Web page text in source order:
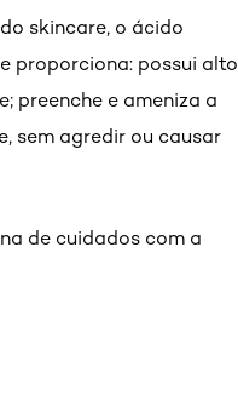
skincare, o ácido
proporciona: possui alto
preenche e ameniza a
sem agredir ou causar
de cuidados com a